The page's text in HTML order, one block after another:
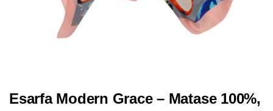
Esarfa Modern Grace – Matase 100%,